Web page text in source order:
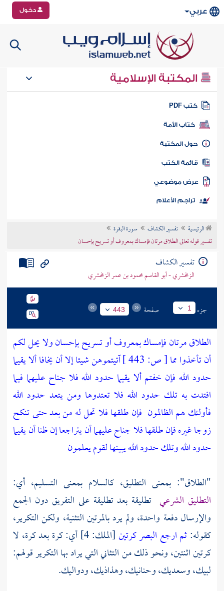
عربي دخول
المكتبة الإسلامية
كتب PDF
كتاب الأمة
المكتبة
الكتب
موضوعي
تراجم الأعلام
الرئيسية تفسير الكشاف
سورة البقرة
تفسير قوله تعالى الطلاق مرتان فإمساك بمعروف أو تسريح بإحسان
تفسير الكشاف
الزمخشري - أبو القاسم محمود بن عمر الزمخشري
جزء 1 صفحة 443
الطلاق مرتان فإمساك بمعروف أو تسريح بإحسان ولا يحل لكم
أن تأخذوا مما[ص:
آتيتموهن شيئا إلا أن يخافا ألا يقيما
حدود الله فإن خفتم ألا يقيما حدود الله فلا جناح عليهما فيما
افتدت به تلك حدود الله فلا تعتدوها ومن يتعد حدود الله
فأولئك هم الظالمون فإن طلقها فلا تحل له من بعد حتى تنكح
زوجا غيره فإن طلقها فلا جناح عليهما أن يتراجعا إن ظنا أن يقيما
حدود الله وتلك حدود الله يبينها لقوم يعلمون
"الطلاق": بمعنى التطليق، كالسلام بمعنى التسليم، أي:
التطليق الشرعي تطليقة بعد تطليقة على التفريق دون الجمع
والإرسال دفعة واحدة، ولم يرد بالمرتين التثنية، ولكن التكرير،
كقوله:ثم ارجع البصر كرتين
[الملك: 4] أي: كرة بعد كرة، لا
كرتين اثنتين، ونحو ذلك من التثاني التي يراد بها التكرير قولهم:
لبيك، وسعديك، وحنانيك، وهذاذيك، ودواليك.